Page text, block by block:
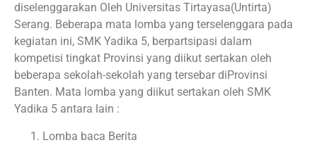
diselenggarakan Oleh Universitas Tirtayasa(Untirta)
Serang. Beberapa mata lomba yang terselenggara pada
kegiatan ini, SMK Yadika 5, berpartsipasi dalam
kompetisi tingkat Provinsi yang diikut sertakan oleh
beberapa sekolah-sekolah yang tersebar diProvinsi
Banten. Mata lomba yang diikut sertakan oleh SMK
Yadika 5 antara lain :
Lomba baca Berita